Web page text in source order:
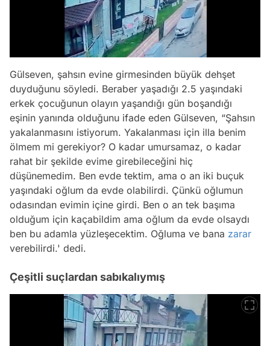
Gülseven, şahsın evine girmesinden büyük dehşet
duyduğunu söyledi. Beraber yaşadığı 2.5 yaşındaki
erkek çocuğunun olayın yaşandığı gün boşandığı
eşinin yanında olduğunu ifade eden Gülseven, “Şahsın
yakalanmasını istiyorum. Yakalanması için illa benim
ölmem mi gerekiyor? O kadar umursamaz, o kadar
rahat bir şekilde evime girebileceğini hiç
düşünemedim. Ben evde tektim, ama o an iki buçuk
yaşındaki oğlum da evde olabilirdi. Çünkü oğlumun
odasından evimin içine girdi. Ben o an tek başıma
olduğum için kaçabildim ama oğlum da evde olsaydı
ben bu adamla yüzleşecektim. Oğluma ve bana zarar
verebilirdi.' dedi.
Çeşitli suçlardan sabıkalıymış